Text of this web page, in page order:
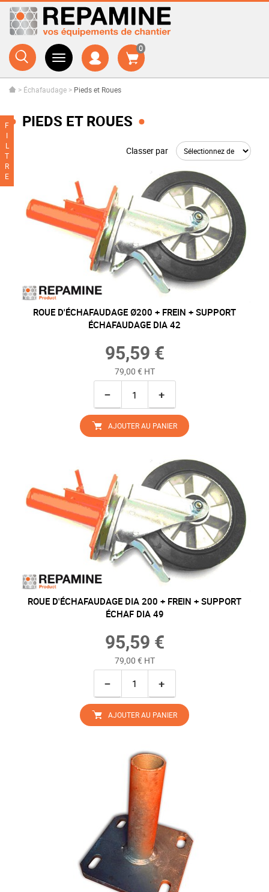
0
F
I
L
T
R
E
> Échafaudage > Pieds et Roues
PIEDS ET ROUES
Classer par
ROUE D'ÉCHAFAUDAGE Ø200 + FREIN + SUPPORT
ÉCHAFAUDAGE DIA 42
95,59 €
79,00 € HT
− +
AJOUTER AU PANIER
ROUE D'ÉCHAFAUDAGE DIA 200 + FREIN + SUPPORT
ÉCHAF DIA 49
95,59 €
79,00 € HT
− +
AJOUTER AU PANIER